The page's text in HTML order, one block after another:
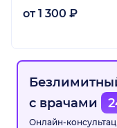
от 1 300 ₽
с врачами
Онлайн-